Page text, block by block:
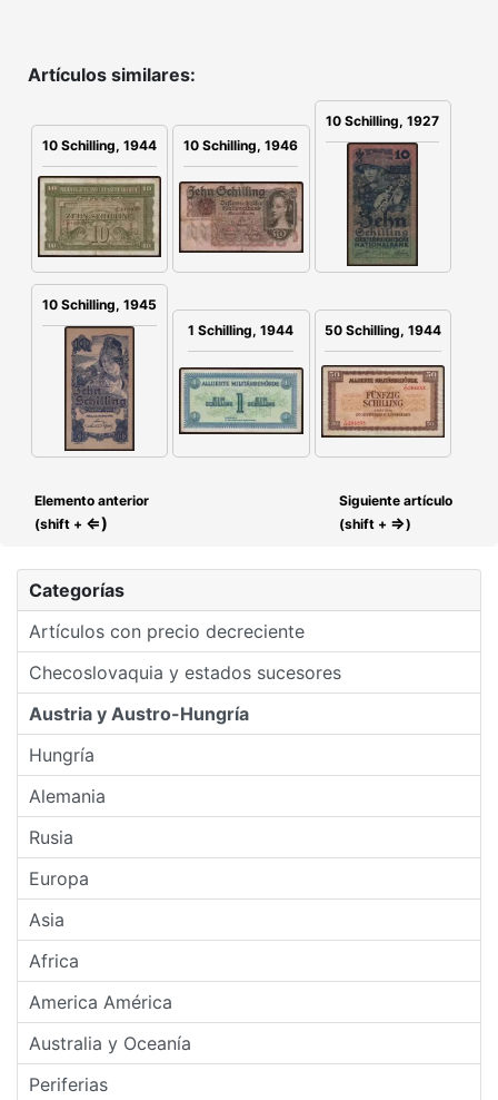
Categorías
Artículos con precio decreciente
Checoslovaquia y estados sucesores
Austria y Austro-Hungría
Hungría
Alemania
Rusia
Europa
Asia
Africa
America América
Australia y Oceanía
Periferias
Artículos similares:
10 Schilling, 1944 10 Schilling, 1946
10 Schilling, 1927
10 Schilling, 1945
1 Schilling, 1944
50 Schilling, 1944
Elemento anterior
(shift + ⇐)
Siguiente artículo
(shift + ⇒)